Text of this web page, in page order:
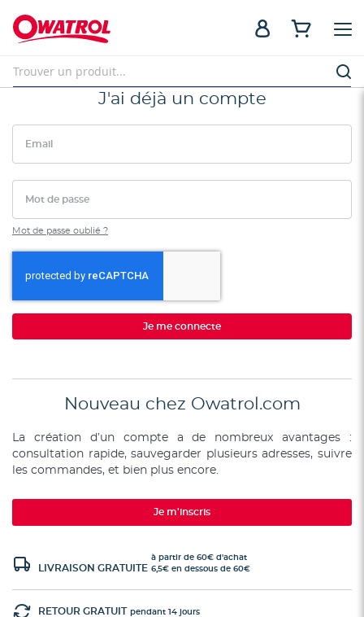
J'ai déjà un compte
Email
Mot de passe
Mot de passe oublié ?
Je me connecte
Nouveau chez Owatrol.com
La création d’un compte a de nombreux avantages :
consultation rapide, sauvegarder plusieurs adresses, suivre
les commandes, et bien plus encore.
Je m'inscris
LIVRAISON GRATUITE
à partir de 60€ d'achat
6,5€ en dessous de 60€
RETOUR GRATUIT pendant 14 jours